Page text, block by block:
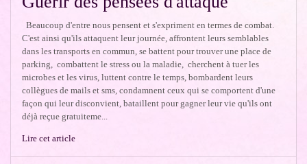
Beaucoup d'entre nous pensent et s'expriment en termes de combat.
C'est ainsi qu'ils attaquent leur journée, affrontent leurs semblables
dans les transports en commun, se battent pour trouver une place de
parking, combattent le stress ou la maladie, cherchent à tuer les
microbes et les virus, luttent contre le temps, bombardent leurs
collègues de mails et sms, condamnent ceux qui se comportent d'une
façon qui leur disconvient, bataillent pour gagner leur vie qu'ils ont
déjà reçue gratuiteme...
Lire cet article